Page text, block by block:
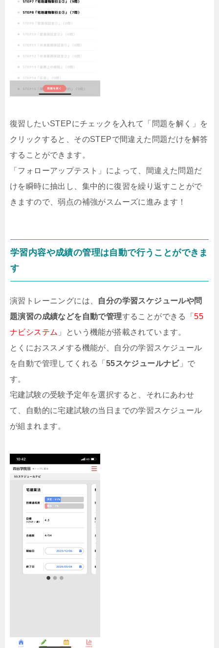
復習したいSTEPにチェックを入れて「問題を解く」を
クリックすると、そのSTEPで間違えた問題だけを解答
することができます。
「フォローアップテスト」によって、間違えた問題だ
けを瞬時に抽出し、集中的に復習を繰り返すことがで
きますので、弱点の補強がスムーズに進みます！
学習内容や成績の管理は自動で行うことができま
す
演習トレーニングには、 自分の学習スケジュールや問
題演習の成績などを自動で管理することができる「55
ナビシステム 」という機能が搭載されています。
とくにおススメする機能が、自分の学習スケジュール
を自動で管理してくれる「 55スケジュールナビ」で
す。
宅建試験の受験予定年を選択すると、それにあわせ
て、自動的に宅建試験の当日までの学習スケジュール
が組まれます。